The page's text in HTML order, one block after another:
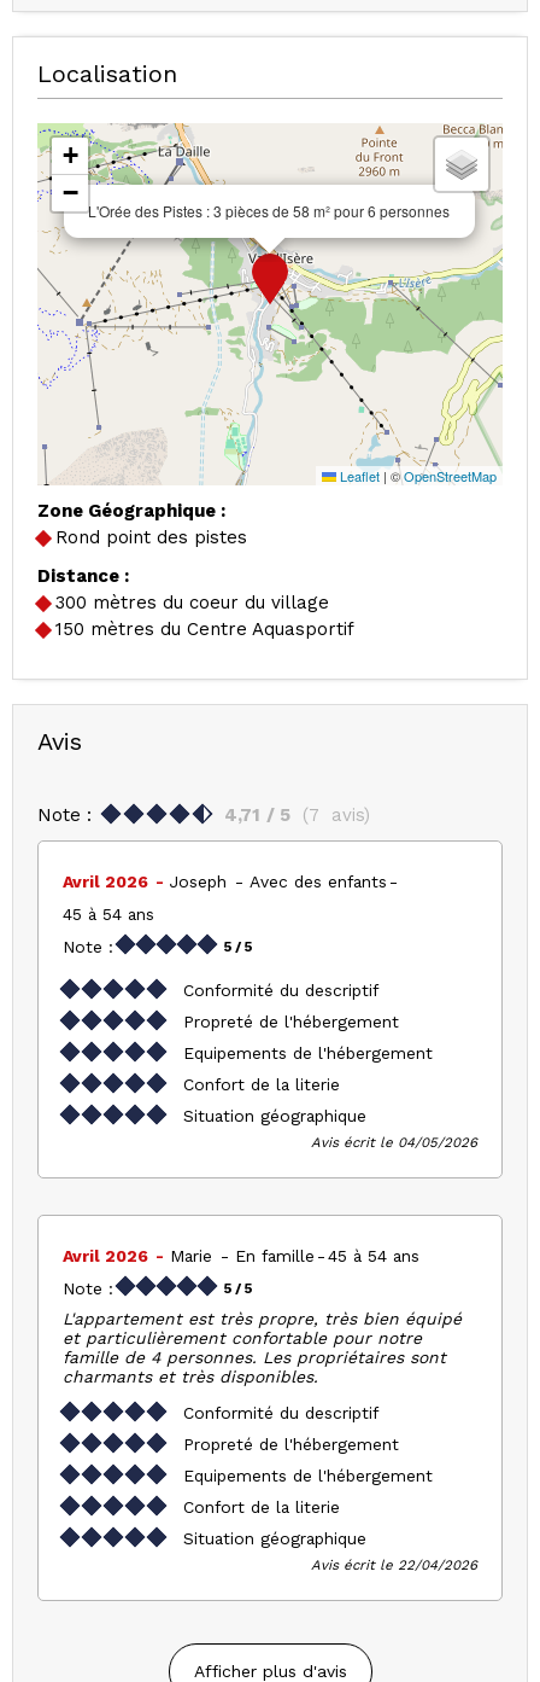
Localisation
L'Orée des Pistes : 3 pièces de 58 m² pour 6 personnes
+
−
Leaflet | ©OpenStreetMap
Zone Géographique :
Rond point des pistes
Distance :
300 mètres du coeur du village
150 mètres du Centre Aquasportif
Avis
Note : 4,71 / 5 (7 avis)
Avril 2026 Joseph
Avec des enfants
45 à 54 ans
Note :
5 / 5
Conformité du descriptif
Propreté de l'hébergement
Equipements de l'hébergement
Confort de la literie
Situation géographique
Avis écrit le 04/05/2026
Avril 2026 Marie En famille
45 à 54 ans
Note :
5 / 5
L'appartement est très propre, très bien équipé
et particulièrement confortable pour notre
famille de 4 personnes. Les propriétaires sont
charmants et très disponibles.
Conformité du descriptif
Propreté de l'hébergement
Equipements de l'hébergement
Confort de la literie
Situation géographique
Avis écrit le 22/04/2026
Afficher plus d'avis